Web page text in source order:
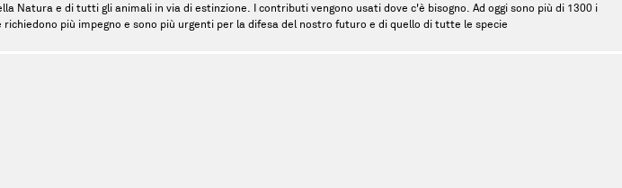
Natura e di tutti gli animali in via di estinzione. I contributi vengono usati dove c'è bisogno. Ad oggi sono più di 1300 i
più impegno e sono più urgenti per la difesa del nostro futuro e di quello di tutte le specie